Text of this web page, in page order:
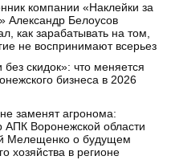
компании «Наклейки за
Александр Белоусов
как зарабатывать на том,
не воспринимают всерьез
без скидок»: что меняется
бизнеса в 2026
заменят агронома:
АПК Воронежской области
Мелещенко о будущем
хозяйства в регионе